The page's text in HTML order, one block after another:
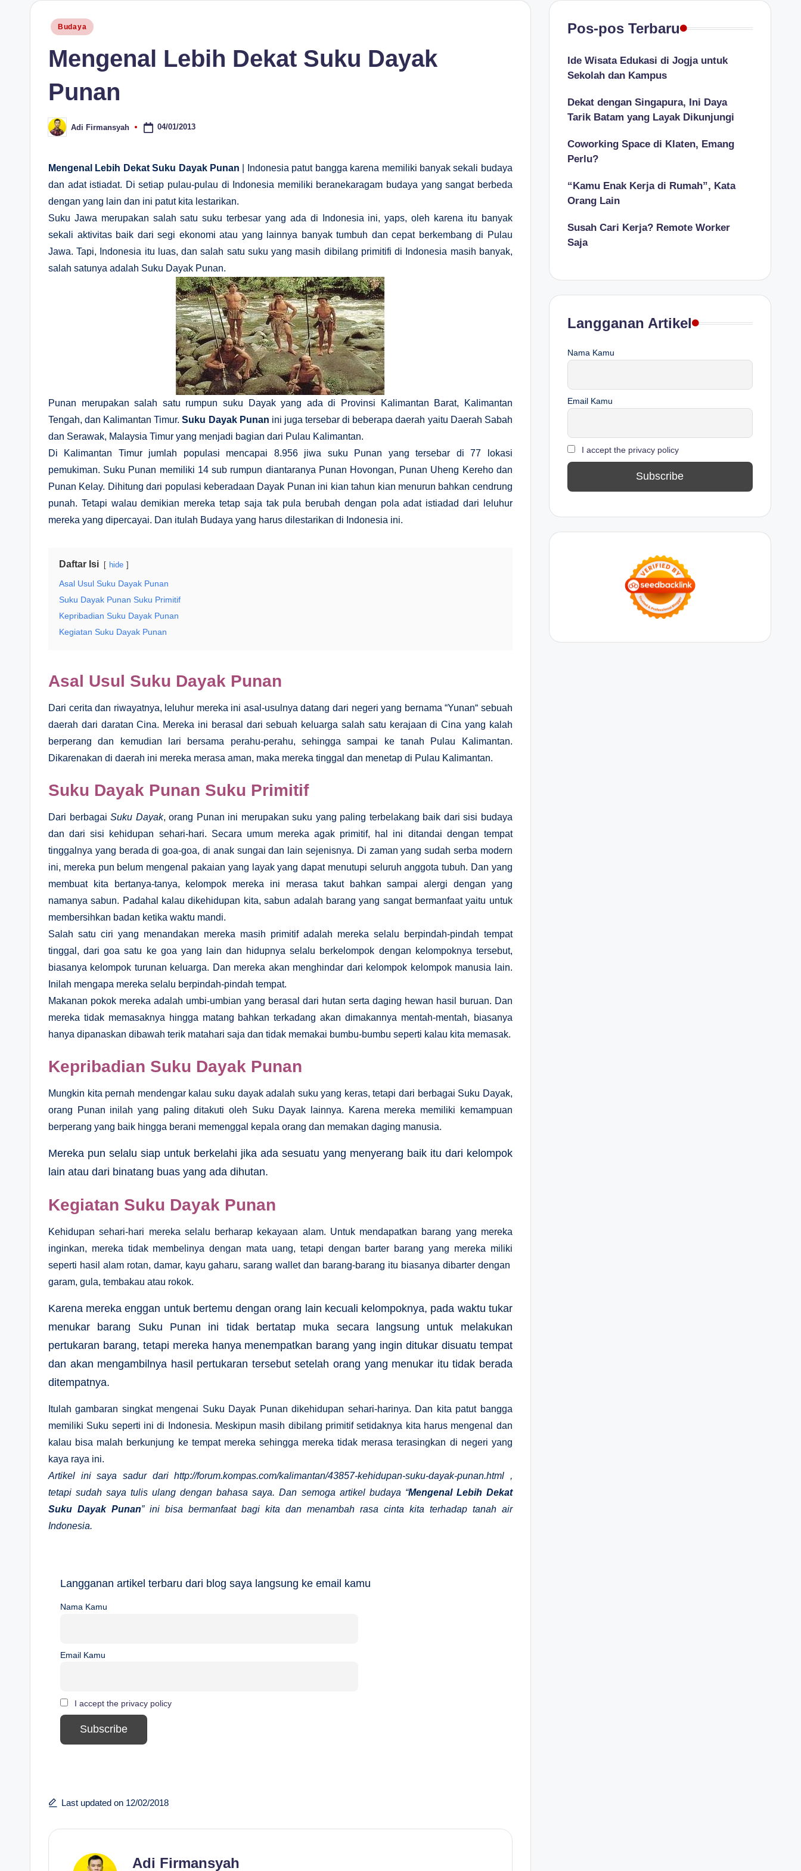
Posted
Budaya
Mengenal Lebih Dekat Suku Dayak
Punan
Posted
by
Adi Firmansyah 04/01/2013
Mengenal Lebih Dekat Suku Dayak Punan
| Indonesia patut bangga karena memiliki banyak sekali budaya
dan adat istiadat. Di setiap pulau-pulau di Indonesia memiliki beranekaragam budaya yang sangat berbeda
dengan yang lain dan ini patut kita lestarikan.
Suku Jawa merupakan salah satu suku terbesar yang ada di Indonesia ini, yaps, oleh karena itu banyak
sekali aktivitas baik dari segi ekonomi atau yang lainnya banyak tumbuh dan cepat berkembang di Pulau
Jawa. Tapi, Indonesia itu luas, dan salah satu suku yang masih dibilang primitifi di Indonesia masih banyak,
salah satunya adalah Suku Dayak Punan.
Punan merupakan salah satu rumpun suku Dayak yang ada di Provinsi Kalimantan Barat, Kalimantan
Tengah, dan Kalimantan Timur.Suku Dayak Punan ini juga tersebar di beberapa daerah yaitu Daerah Sabah
dan Serawak, Malaysia Timur yang menjadi bagian dari Pulau Kalimantan.
Di Kalimantan Timur jumlah populasi mencapai 8.956 jiwa suku Punan yang tersebar di 77 lokasi
pemukiman. Suku Punan memiliki 14 sub rumpun diantaranya Punan Hovongan, Punan Uheng Kereho dan
Punan Kelay. Dihitung dari populasi keberadaan Dayak Punan ini kian tahun kian menurun bahkan cendrung
punah. Tetapi walau demikian mereka tetap saja tak pula berubah dengan pola adat istiadad dari leluhur
mereka yang dipercayai. Dan itulah Budaya yang harus dilestarikan di Indonesia ini.
Daftar Isi hide
Asal Usul Suku Dayak Punan
Suku Dayak Punan Suku Primitif
Kepribadian Suku Dayak Punan
Kegiatan Suku Dayak Punan
Asal Usul Suku Dayak Punan
Dari cerita dan riwayatnya, leluhur mereka ini asal-usulnya datang dari negeri yang bernama “Yunan“ sebuah
daerah dari daratan Cina. Mereka ini berasal dari sebuah keluarga salah satu kerajaan di Cina yang kalah
berperang dan kemudian lari bersama perahu-perahu, sehingga sampai ke tanah Pulau Kalimantan.
Dikarenakan di daerah ini mereka merasa aman, maka mereka tinggal dan menetap di Pulau Kalimantan.
Suku Dayak Punan Suku Primitif
Dari berbagaiSuku Dayak, orang Punan ini merupakan suku yang paling terbelakang baik dari sisi budaya
dan dari sisi kehidupan sehari-hari. Secara umum mereka agak primitif, hal ini ditandai dengan tempat
tinggalnya yang berada di goa-goa, di anak sungai dan lain sejenisnya. Di zaman yang sudah serba modern
ini, mereka pun belum mengenal pakaian yang layak yang dapat menutupi seluruh anggota tubuh. Dan yang
membuat kita bertanya-tanya, kelompok mereka ini merasa takut bahkan sampai alergi dengan yang
namanya sabun. Padahal kalau dikehidupan kita, sabun adalah barang yang sangat bermanfaat yaitu untuk
membersihkan badan ketika waktu mandi.
Salah satu ciri yang menandakan mereka masih primitif adalah mereka selalu berpindah-pindah tempat
tinggal, dari goa satu ke goa yang lain dan hidupnya selalu berkelompok dengan kelompoknya tersebut,
biasanya kelompok turunan keluarga. Dan mereka akan menghindar dari kelompok kelompok manusia lain.
Inilah mengapa mereka selalu berpindah-pindah tempat.
Makanan pokok mereka adalah umbi-umbian yang berasal dari hutan serta daging hewan hasil buruan. Dan
mereka tidak memasaknya hingga matang bahkan terkadang akan dimakannya mentah-mentah, biasanya
hanya dipanaskan dibawah terik matahari saja dan tidak memakai bumbu-bumbu seperti kalau kita memasak.
Kepribadian Suku Dayak Punan
Mungkin kita pernah mendengar kalau suku dayak adalah suku yang keras, tetapi dari berbagai Suku Dayak,
orang Punan inilah yang paling ditakuti oleh Suku Dayak lainnya. Karena mereka memiliki kemampuan
berperang yang baik hingga berani memenggal kepala orang dan memakan daging manusia.
Mereka pun selalu siap untuk berkelahi jika ada sesuatu yang menyerang baik itu dari kelompok
lain atau dari binatang buas yang ada dihutan.
Kegiatan Suku Dayak Punan
Kehidupan sehari-hari mereka selalu berharap kekayaan alam. Untuk mendapatkan barang yang mereka
inginkan, mereka tidak membelinya dengan mata uang, tetapi dengan barter barang yang mereka miliki
seperti hasil alam rotan, damar, kayu gaharu, sarang wallet dan barang-barang itu biasanya dibarter dengan
garam, gula, tembakau atau rokok.
Karena mereka enggan untuk bertemu dengan orang lain kecuali kelompoknya, pada waktu tukar
menukar barang Suku Punan ini tidak bertatap muka secara langsung untuk melakukan
pertukaran barang, tetapi mereka hanya menempatkan barang yang ingin ditukar disuatu tempat
dan akan mengambilnya hasil pertukaran tersebut setelah orang yang menukar itu tidak berada
ditempatnya.
Itulah gambaran singkat mengenai Suku Dayak Punan dikehidupan sehari-harinya. Dan kita patut bangga
memiliki Suku seperti ini di Indonesia. Meskipun masih dibilang primitif setidaknya kita harus mengenal dan
kalau bisa malah berkunjung ke tempat mereka sehingga mereka tidak merasa terasingkan di negeri yang
kaya raya ini.
Artikel ini saya sadur dari http://forum.kompas.com/kalimantan/43857-kehidupan-suku-dayak-punan.html ,
tetapi sudah saya tulis ulang dengan bahasa saya. Dan semoga artikel budaya “Mengenal Lebih Dekat
Suku Dayak Punan” ini bisa bermanfaat bagi kita dan menambah rasa cinta kita terhadap tanah air
Indonesia.
Langganan artikel terbaru dari blog saya langsung ke email kamu
Nama Kamu
Email Kamu
I accept the privacy policy
Last updated on 12/02/2018
Adi Firmansyah
Pos-pos Terbaru
Ide Wisata Edukasi di Jogja untuk
Sekolah dan Kampus
Dekat dengan Singapura, Ini Daya
Tarik Batam yang Layak Dikunjungi
Coworking Space di Klaten, Emang
Perlu?
“Kamu Enak Kerja di Rumah”, Kata
Orang Lain
Susah Cari Kerja? Remote Worker
Saja
Langganan Artikel
Nama Kamu
Email Kamu
I accept the privacy policy